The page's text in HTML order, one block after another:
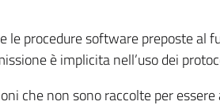
le procedure software preposte al
è implicita nell’uso dei
che non sono raccolte per